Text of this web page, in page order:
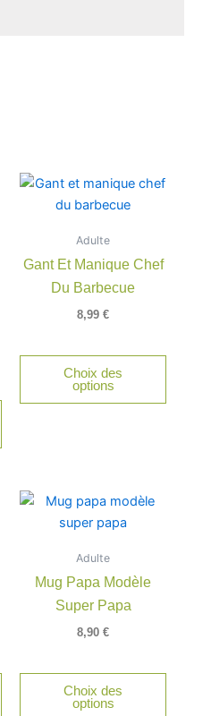
variations.
être
sur
Adulte
Gant Et Manique Chef
Du Barbecue
8,99 €
Choix des
options
Adulte
Mug Papa Modèle
Super Papa
8,90 €
Choix des
options